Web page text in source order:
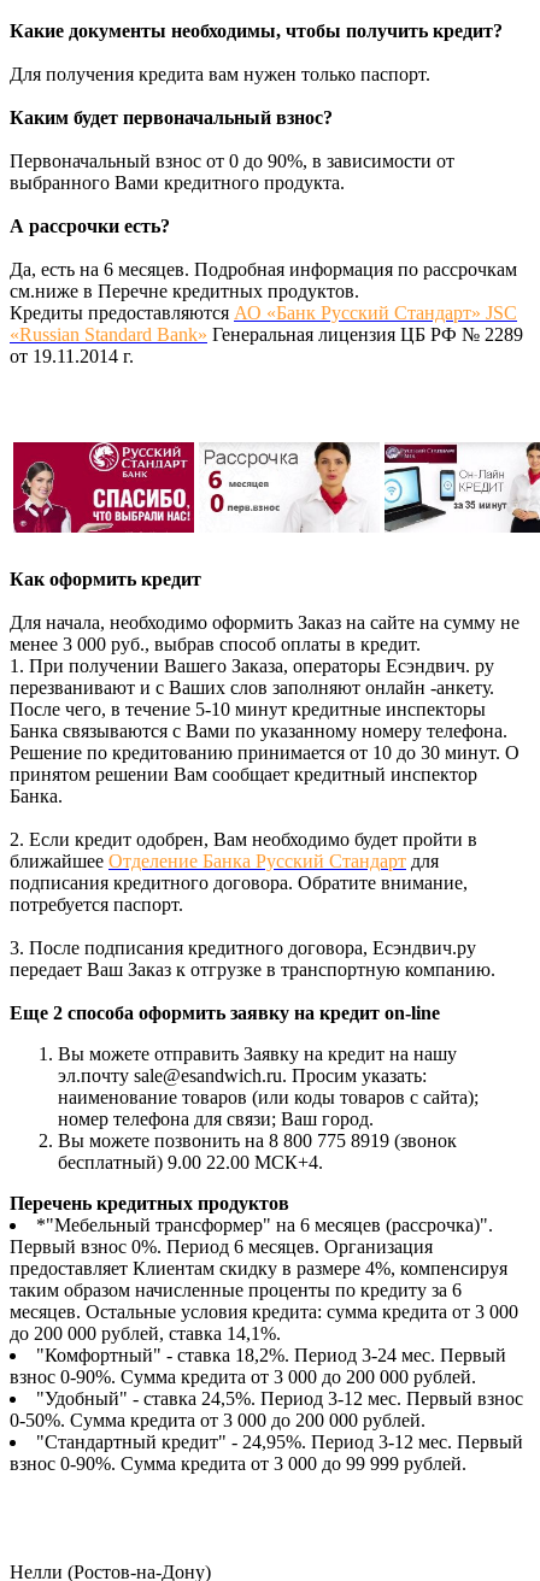
Какие документы необходимы, чтобы получить кредит?
Для получения кредита вам нужен только паспорт.
Каким будет первоначальный взнос?
Первоначальный взнос от 0 до 90%, в зависимости от
выбранного Вами кредитного продукта.
А рассрочки есть?
Да, есть на 6 месяцев. Подробная информация по рассрочкам
см.ниже в Перечне кредитных продуктов.
Кредиты предоставляются АО «Банк Русский Стандарт» JSC
«Russian Standard Bank» Генеральная лицензия ЦБ РФ № 2289
от 19.11.2014 г.
Как оформить кредит
Для начала, необходимо оформить Заказ на сайте на сумму не
менее 3 000 руб., выбрав способ оплаты в кредит.
1. При получении Вашего Заказа, операторы Есэндвич. ру
перезванивают и с Ваших слов заполняют онлайн -анкету.
После чего, в течение 5-10 минут кредитные инспекторы
Банка связываются с Вами по указанному номеру телефона.
Решение по кредитованию принимается от 10 до 30 минут. О
принятом решении Вам сообщает кредитный инспектор
Банка.
2. Если кредит одобрен, Вам необходимо будет пройти в
ближайшее Отделение Банка Русский Стандарт для
подписания кредитного договора. Обратите внимание,
потребуется паспорт.
3. После подписания кредитного договора, Есэндвич.ру
передает Ваш Заказ к отгрузке в транспортную компанию.
Еще 2 способа оформить заявку на кредит on-line
Вы можете отправить Заявку на кредит на нашу
эл.почту sale@esandwich.ru. Просим указать:
наименование товаров (или коды товаров с сайта);
номер телефона для связи; Ваш город.
Вы можете позвонить на 8 800 775 8919 (звонок
бесплатный) 9.00 22.00 МСК+4.
Перечень кредитных продуктов
*"Мебельный трансформер" на 6 месяцев (рассрочка)".
Первый взнос 0%. Период 6 месяцев. Организация
предоставляет Клиентам скидку в размере 4%, компенсируя
таким образом начисленные проценты по кредиту за 6
месяцев. Остальные условия кредита: сумма кредита от 3 000
до 200 000 рублей, ставка 14,1%.
"Комфортный" - ставка 18,2%. Период 3-24 мес. Первый
взнос 0-90%. Сумма кредита от 3 000 до 200 000 рублей.
"Удобный" - ставка 24,5%. Период 3-12 мес. Первый взнос
0-50%. Сумма кредита от 3 000 до 200 000 рублей.
"Стандартный кредит" - 24,95%. Период 3-12 мес. Первый
взнос 0-90%. Сумма кредита от 3 000 до 99 999 рублей.
Нелли (Ростов-на-Дону)